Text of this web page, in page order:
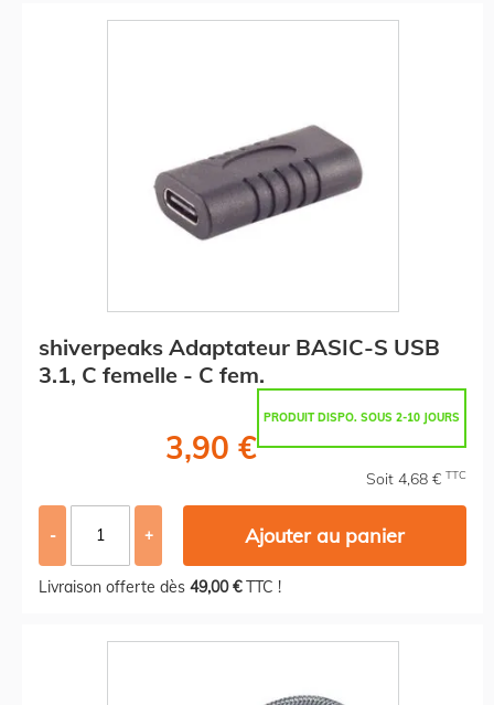
shiverpeaks Adaptateur BASIC-S USB
3.1, C femelle - C fem.
PRODUIT DISPO. SOUS 2-10 JOURS
3,90 €
Soit 4,68 € TTC
- + Ajouter au panier
Livraison offerte dès 49,00 €TTC !